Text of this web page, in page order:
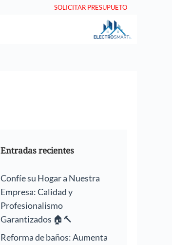
SOLICITAR PRESUPUETO
Entradas recientes
Confíe su Hogar a Nuestra
Empresa: Calidad y
Profesionalismo
Garantizados 🏠🔨
Reforma de baños: Aumenta